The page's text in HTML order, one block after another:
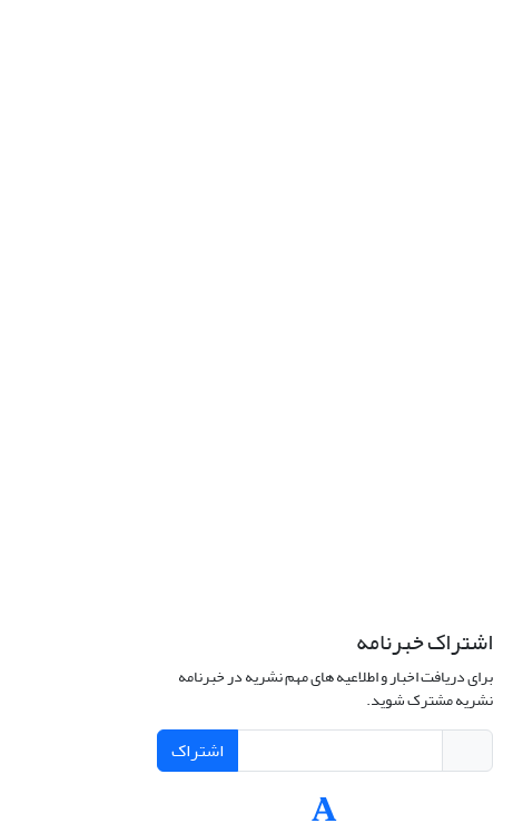
اشتراک خبرنامه
برای دریافت اخبار و اطلاعیه های مهم نشریه در خبرنامه
نشریه مشترک شوید.
اشتراک